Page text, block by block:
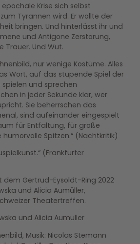
Krise sich selbst
Tyrannen wird. Er wollte der
bringen. Und hinterlässt ihr und
und Antigone Zerstörung,
Trauer. Und Wut.
nur wenige Kostüme. Alles
Wort, auf das stupende Spiel der
spielen und sprechen
in jeder Sekunde klar, wer
Sie beherrschen das
sind aufeinander eingespielt
für Entfaltung, für große
humorvolle Spitzen.“ (Nachtkritik)
(Frankfurter
dem Gertrud-Eysoldt-Ring 2022
und Alicia Aumüller,
Theatertreffen.
und Alicia Aumüller
Musik: Nicolas Stemann